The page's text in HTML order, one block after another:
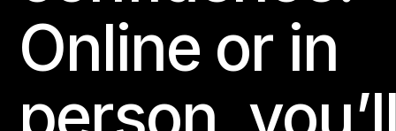
Online or in